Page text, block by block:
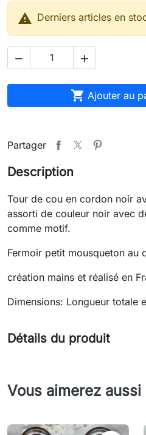
 Derniers articles en
 
 Ajouter au
Partager
Description
Tour de cou en cordon noir
assorti de couleur noir avec
comme motif.
Fermoir petit mousqueton au
création mains et réalisé en
Dimensions: Longueur totale
Détails du produit
Vous aimerez aussi